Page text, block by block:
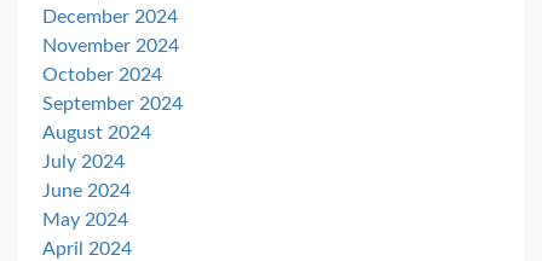
December 2024
November 2024
October 2024
September 2024
August 2024
July 2024
June 2024
May 2024
April 2024